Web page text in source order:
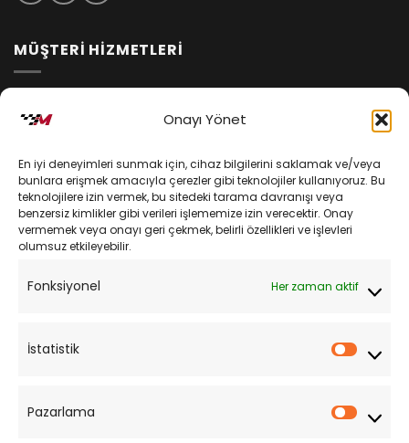
Onayı Yönet
En iyi deneyimleri sunmak için, cihaz bilgilerini saklamak ve/veya
bunlara erişmek amacıyla çerezler gibi teknolojiler kullanıyoruz. Bu
teknolojilere izin vermek, bu sitedeki tarama davranışı veya
benzersiz kimlikler gibi verileri işlememize izin verecektir. Onay
vermemek veya onayı geri çekmek, belirli özellikleri ve işlevleri
olumsuz etkileyebilir.
Fonksiyonel Her zaman aktif
İstatistik
Pazarlama
MÜŞTERİ HİZMETLERİ
Kişisel Verilerin Korunması
Mesafeli Satış Sözleşmesi
Sipariş Takibi